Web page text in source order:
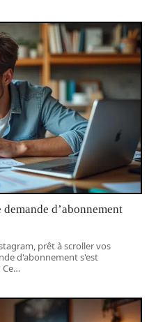
d’abonnement
prêt à scroller vos
d'abonnement s'est
…